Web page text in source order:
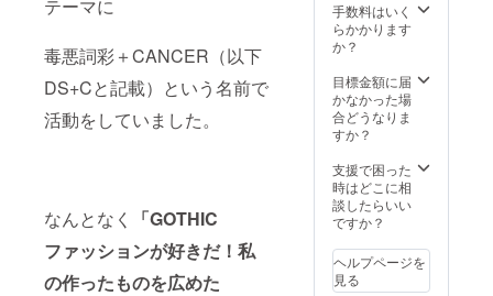
テーマに
毒悪詞彩＋CANCER（以下
DS+Cと記載）という名前で
活動をしていました。
なんとなく
「GOTHIC
ファッションが好きだ！私
の作ったものを広めた
い。
手数料はいく
らかかります
か？
目標金額に届
かなかった場
合どうなりま
すか？
支援で困った
時はどこに相
談したらいい
ですか？
ヘルプページを
見る